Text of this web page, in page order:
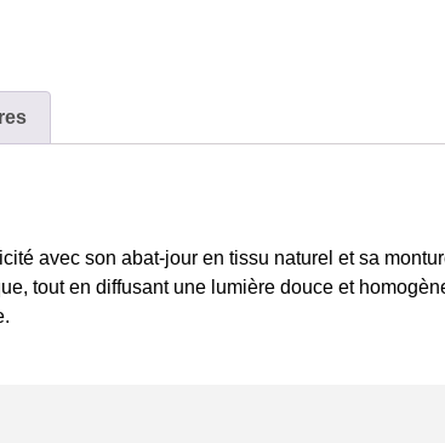
avec son abat-jour en tissu naturel et sa
tout en diffusant une lumière douce et